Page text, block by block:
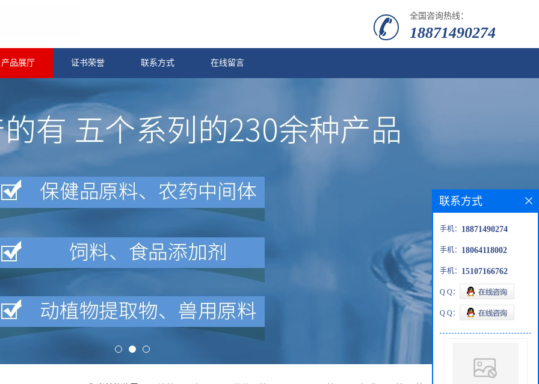
全国咨询热线：
18871490274
产品展厅 证书荣誉 联系方式 在线留言
联系方式
手机： 18871490274
手机： 18064118002
手机： 15107166762
Q Q：
Q Q：